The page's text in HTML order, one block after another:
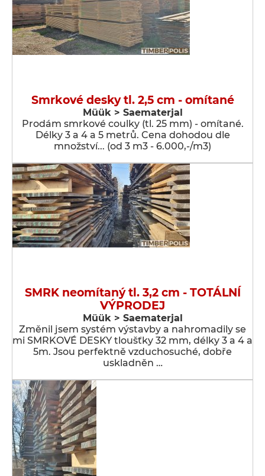
Smrkové desky tl. 2,5 cm - omítané
Müük > Saematerjal
Prodám smrkové coulky (tl. 25 mm) - omítané.
Délky 3 a 4 a 5 metrů. Cena dohodou dle
množství... (od 3 m3 - 6.000,-/m3)
SMRK neomítaný tl. 3,2 cm - TOTÁLNÍ
VÝPRODEJ
Müük > Saematerjal
Změnil jsem systém výstavby a nahromadily se
mi SMRKOVÉ DESKY tloušťky 32 mm, délky 3 a 4 a
5m. Jsou perfektně vzduchosuché, dobře
uskladněn …